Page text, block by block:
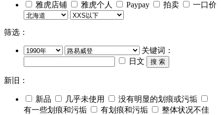
雅虎店铺 雅虎个人 Paypay 拍卖 一口价
筛选：
关键词：
日文
搜 索
新旧：
新品 几乎未使用
没有明显的划痕或污垢
有一些划痕和污垢
有划痕和污垢 整体状况不佳